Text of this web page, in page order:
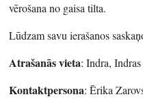
vērošana no gaisa tilta.
Lūdzam savu ierašanos
Atrašanās vieta: Indra,
Kontaktpersona: Ērika